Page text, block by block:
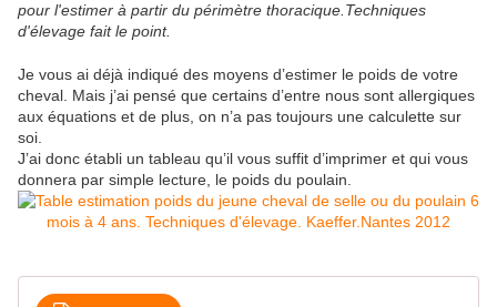
pour l'estimer à partir du périmètre thoracique.Techniques
d'élevage fait le point.
Je vous ai déjà indiqué des moyens d’estimer le poids de votre
cheval. Mais j’ai pensé que certains d’entre nous sont allergiques
aux équations et de plus, on n’a pas toujours une calculette sur
soi.
J’ai donc établi un tableau qu’il vous suffit d’imprimer et qui vous
donnera par simple lecture, le poids du poulain.